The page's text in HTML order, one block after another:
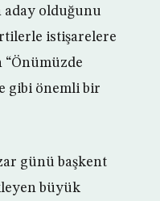
olduğunu
istişarelere
“Önümüzde
gibi önemli bir
günü başkent
büyük